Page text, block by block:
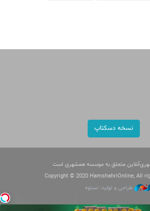
نسخه دسکتاپ
متعلق به موسسه همشهری است
Copyright © 2020 HamshahriOnline, All
طراحی و تولید: نستوه